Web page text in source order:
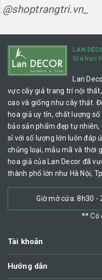
@shoptrangtri.vn_
LAN
Giá trực
Lan
vực cây giả trang trí nội
cao và giống như cây thật.
hoa giả uy tín, chất lượng
bảo sản phẩm đẹp tự nhiên,
sỉ với số lượng lớn luôn đáp
chủng loại, mẫu mã và thời
hoa giả của Lan Decor đã
thành phố lớn như Hà Nội,
Giờ mở cửa: 8h30 -
** Có
Tài khoản
Hướng dẫn